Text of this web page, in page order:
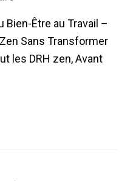
Bien-Être au Travail –
Sans Transformer
les DRH zen, Avant